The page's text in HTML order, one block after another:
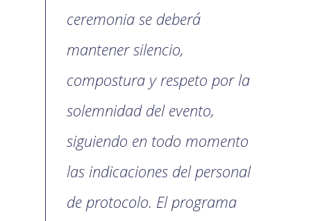
ceremonia se deberá
mantener silencio,
compostura y respeto por la
solemnidad del evento,
siguiendo en todo momento
las indicaciones del personal
de protocolo. El programa